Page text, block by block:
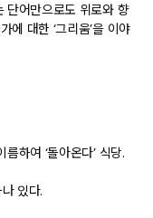
단어만으로도 위로와 향
에 대한 ‘그리움’을 이야
하여 ‘돌아온다’ 식당.
있다.